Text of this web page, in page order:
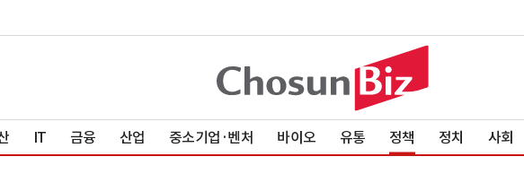
IT 금융 산업 중소기업·벤처 바이오 유통 정책 정치 사회